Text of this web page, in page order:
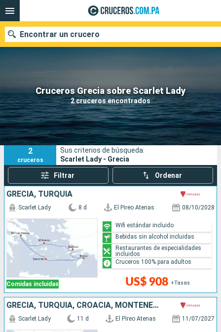
Cruceros Grecia sobre Scarlet Lady
2 cruceros encontrados
Encontrar un crucero
Nuestros destinos
Fecha de salida
Puertos Compañías
Buscar
2
cruceros
Sus criterios de búsqueda:
Scarlet Lady - Grecia
Filtrar Ordenar
GRECIA, TURQUÍA
Comidas incluidas
Scarlet Lady 8 d El Pireo Atenas 08/10/2028
US$ 908 +Tasas
Wifi estándar incluido
Bebidas sin alcohol incluidas
Restaurantes de especialidades
incluidos
Cruceros 100% para adultos
GRECIA, TURQUÍA, CROACIA, MONTENEGRO
Scarlet Lady 11 d El Pireo Atenas 11/07/2027